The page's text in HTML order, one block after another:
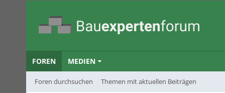
FOREN
Foren durchsuchen Themen mit aktuellen Beiträgen
MEDIEN